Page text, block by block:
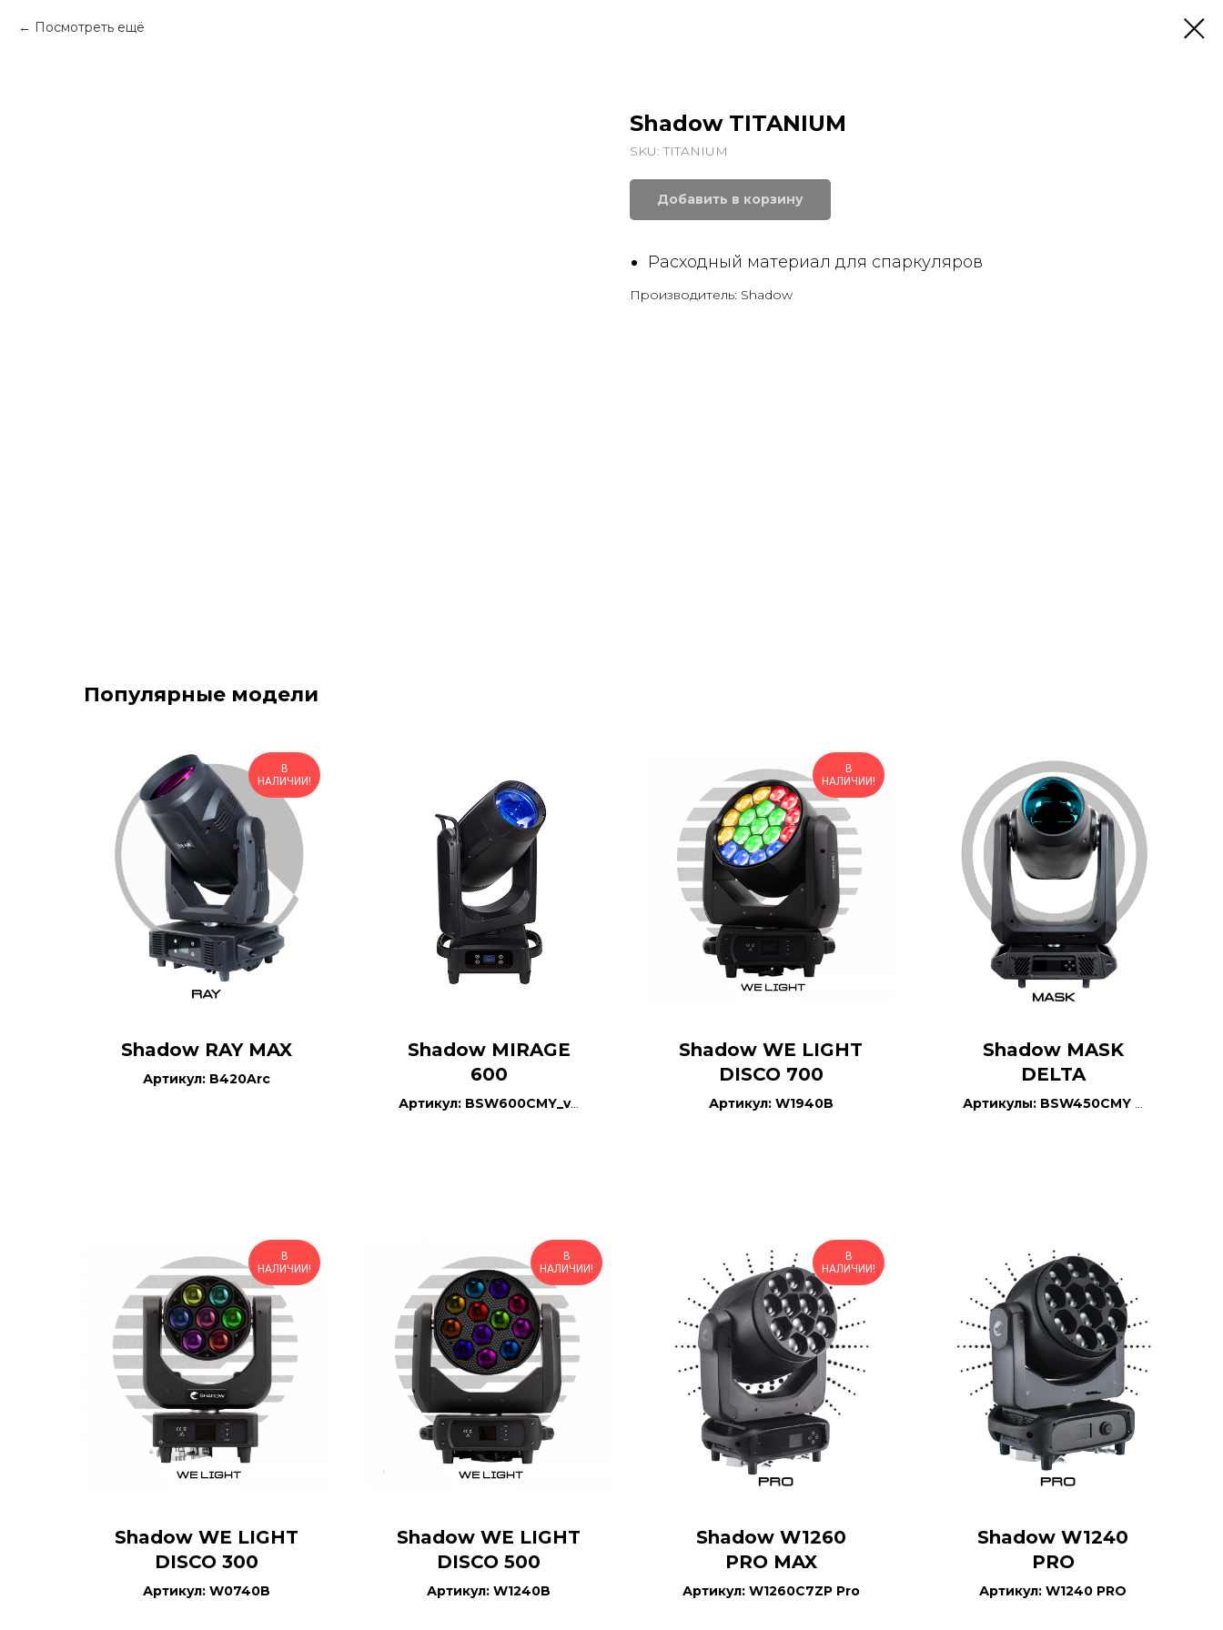
Посмотреть ещё
Shadow TITANIUM
SKU:TITANIUM
Добавить в корзину
Расходный материал для спаркуляров
Производитель: Shadow
Популярные модели
В
НАЛИЧИИ!
Shadow RAY MAX
Артикул: B420Arc
Shadow MIRAGE
600
Артикул: BSW600CMY_v3
В
НАЛИЧИИ!
Shadow WE LIGHT
DISCO 700
Артикул: W1940B
Shadow MASK
DELTA
Артикулы: BSW450CMY и
В
НАЛИЧИИ!
Shadow WE LIGHT
DISCO 300
Артикул: W0740B
В
НАЛИЧИИ!
Shadow WE LIGHT
DISCO 500
Артикул: W1240B
В
НАЛИЧИИ!
Shadow W1260
PRO MAX
Артикул: W1260C7ZP Pro
Shadow W1240
PRO
Артикул: W1240 PRO